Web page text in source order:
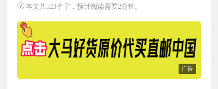
本文共523个字，预计阅读需要2分钟。
广告